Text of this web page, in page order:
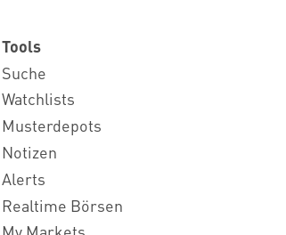
Tools
Suche
Watchlists
Musterdepots
Notizen
Alerts
Realtime Börsen